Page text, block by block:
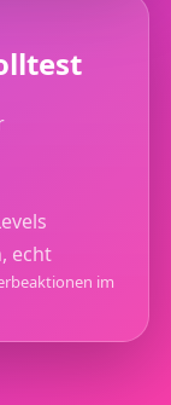
echt
im